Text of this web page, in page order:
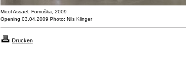
Micol Assaël, Fomuška, 2009
Opening 03.04.2009 Photo: Nils Klinger
Drucken